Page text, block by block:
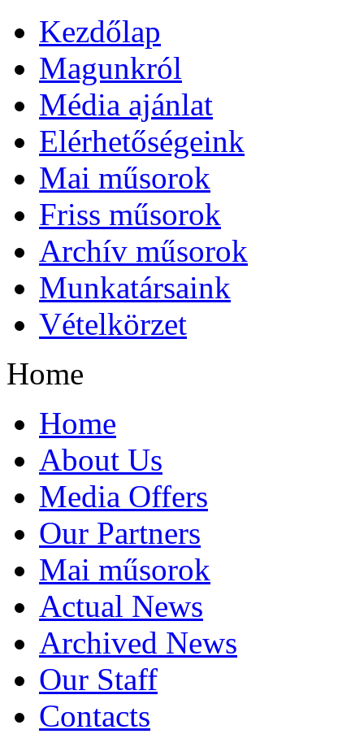
Kezdőlap
Magunkról
Média ajánlat
Elérhetőségeink
Mai műsorok
Friss műsorok
Archív műsorok
Munkatársaink
Vételkörzet
Home
Home
About Us
Media Offers
Our Partners
Mai műsorok
Actual News
Archived News
Our Staff
Contacts